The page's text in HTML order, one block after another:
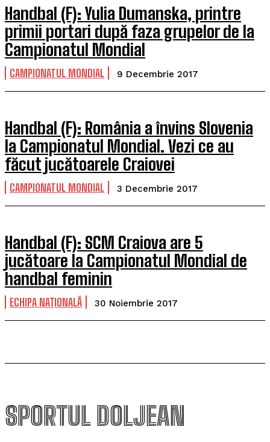
Handbal (F): Yulia Dumanska, printre
primii portari după faza grupelor de la
Campionatul Mondial
CAMPIONATUL MONDIAL 9 Decembrie 2017
Handbal (F): România a învins Slovenia
la Campionatul Mondial. Vezi ce au
făcut jucătoarele Craiovei
CAMPIONATUL MONDIAL 3 Decembrie 2017
Handbal (F): SCM Craiova are 5
jucătoare la Campionatul Mondial de
handbal feminin
ECHIPA NAȚIONALĂ 30 Noiembrie 2017
SPORTUL DOLJEAN